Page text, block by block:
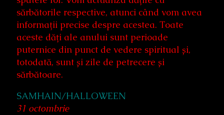
sărbătorile respective, atunci când vom avea
informații precise despre acestea. Toate
aceste dăți ale anului sunt perioade
puternice din punct de vedere spiritual și,
totodată, sunt și zile de petrecere și
sărbătoare.
SAMHAIN/HALLOWEEN
31 octombrie